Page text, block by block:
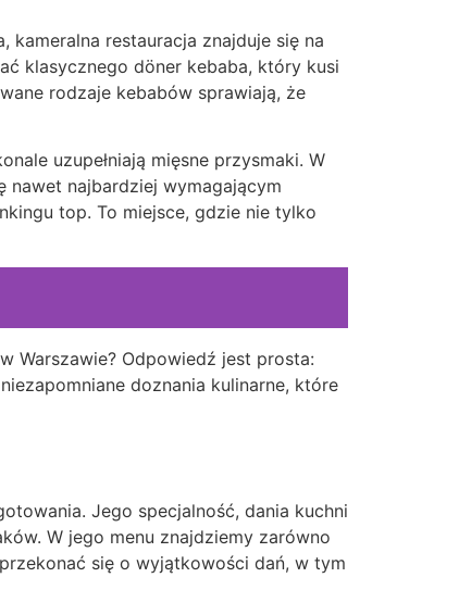
kameralna restauracja znajduje się na
klasycznego döner kebaba, który kusi
rodzaje kebabów sprawiają, że
uzupełniają mięsne przysmaki. W
nawet najbardziej wymagającym
top. To miejsce, gdzie nie tylko
Warszawie? Odpowiedź jest prosta:
doznania kulinarne, które
Jego specjalność, dania kuchni
W jego menu znajdziemy zarówno
się o wyjątkowości dań, w tym